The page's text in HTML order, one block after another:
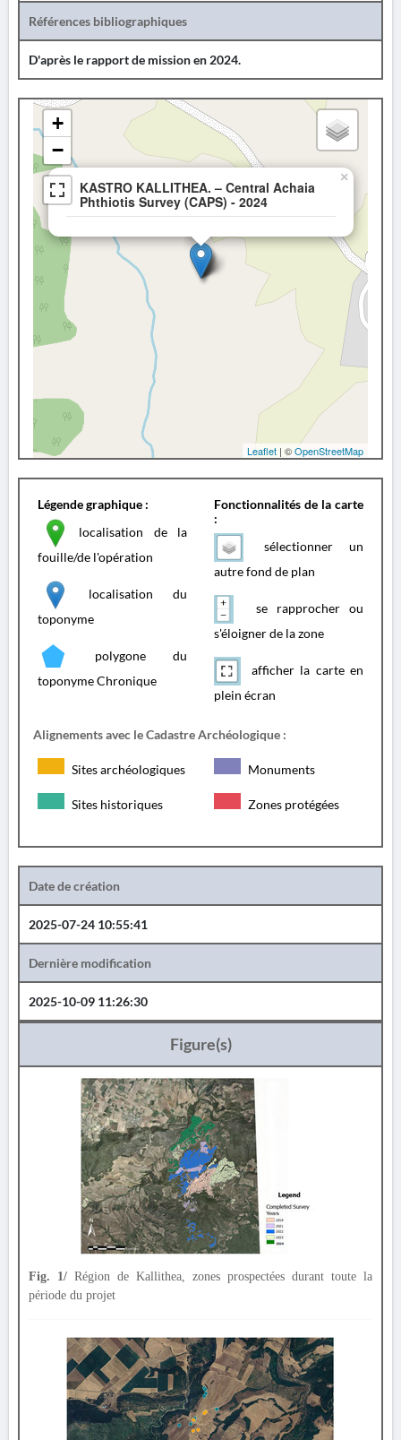
Références bibliographiques
D'après le rapport de mission en 2024.
KASTRO KALLITHEA. – Central Achaia
Phthiotis Survey (CAPS) - 2024
×
+
−
Leaflet | ©OpenStreetMap
Légende graphique :
localisation de la
fouille/de l'opération
localisation du
toponyme
polygone du
toponyme Chronique
Fonctionnalités de la carte
:
sélectionner un
autre fond de plan
se rapprocher ou
s'éloigner de la zone
afficher la carte en
plein écran
Alignements avec le Cadastre Archéologique :
Sites archéologiques Monuments
Sites historiques Zones protégées
Date de création
2025-07-24 10:55:41
Dernière modification
2025-10-09 11:26:30
Figure(s)
Fig. 1/ Région de Kallithea, zones prospectées durant toute la
période du projet